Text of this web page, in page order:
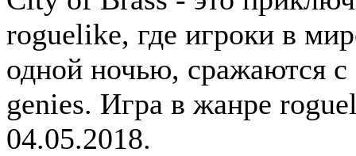
roguelike, где игроки в
одной ночью, сражаются с
genies. Игра в жанре
04.05.2018.